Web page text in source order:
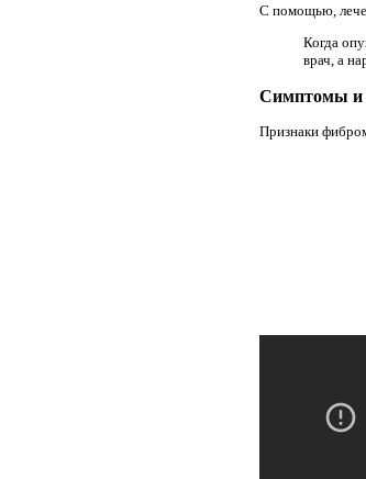
С помощью,
Когда
врач, а
Симптомы и
Признаки